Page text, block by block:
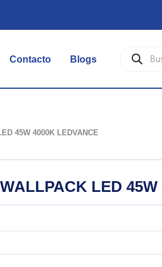
Contacto Blogs
Búsqueda
45W 4000K LEDVANCE
LED